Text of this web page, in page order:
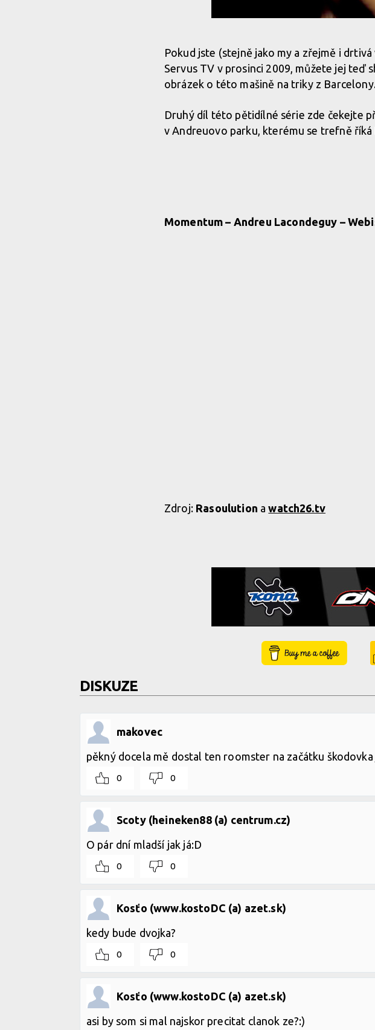
Pokud jste (stejně jako my a zřejmě i
Servus TV v prosinci 2009, můžete jej teď
obrázek o této mašině na triky z
Druhý díl této pětidílné série zde čekejte
v Andreuovo parku, kterému se trefně říká
Momentum – Andreu Lacondeguy –
Zdroj: Rasoulution awatch26.tv
Buy Me a Coffee
DISKUZE
makovec
pěkný docela mě dostal ten roomster na začátku
0 0
Scoty (heineken88 (a) centrum.cz)
O pár dní mladší jak já:D
0 0
Kosťo (www.kostoDC (a) azet.sk)
kedy bude dvojka?
0 0
Kosťo (www.kostoDC (a) azet.sk)
asi by som si mal najskor precitat clanok ze?:)